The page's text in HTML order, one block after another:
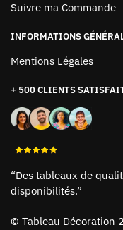
Suivre ma Commande
INFORMATIONS
Mentions Légales
+ 500 CLIENTS
“Des tableaux de
disponibilités.”
© Tableau Décoration